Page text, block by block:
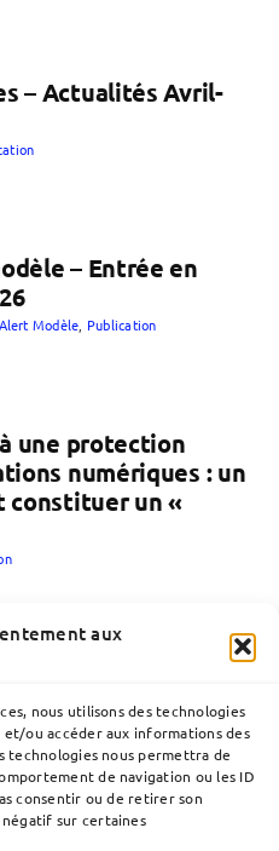
aux
nous utilisons des technologies
ou accéder aux informations des
technologies nous permettra de
de navigation ou les ID
consentir ou de retirer son
sur certaines
– Actualités Avril-
– Entrée en
Modèle Publication
une protection
numériques : un
constituer un «